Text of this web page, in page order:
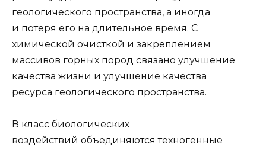
геологического пространства, а иногда
и потеря его на длительное время. С
хи­мической очисткой и закреплением
массивов горных пород связано улучшение
ка­чества жизни и улучшение качества
ресурса геологического пространства.
В класс биологических
воздействий объединяются техногенные